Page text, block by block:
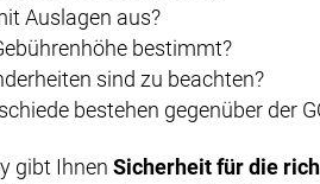
Auslagen aus?
bestimmt?
sind zu beachten?
bestehen gegenüber der
gibt Ihnen Sicherheit für die